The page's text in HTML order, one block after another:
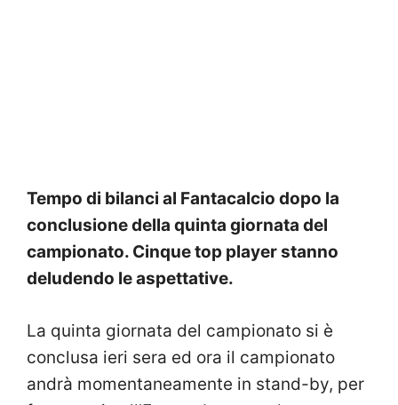
Tempo di bilanci al Fantacalcio dopo la
conclusione della quinta giornata del
campionato. Cinque top player stanno
deludendo le aspettative.
La quinta giornata del campionato si è
conclusa ieri sera ed ora il campionato
andrà momentaneamente in stand-by, per